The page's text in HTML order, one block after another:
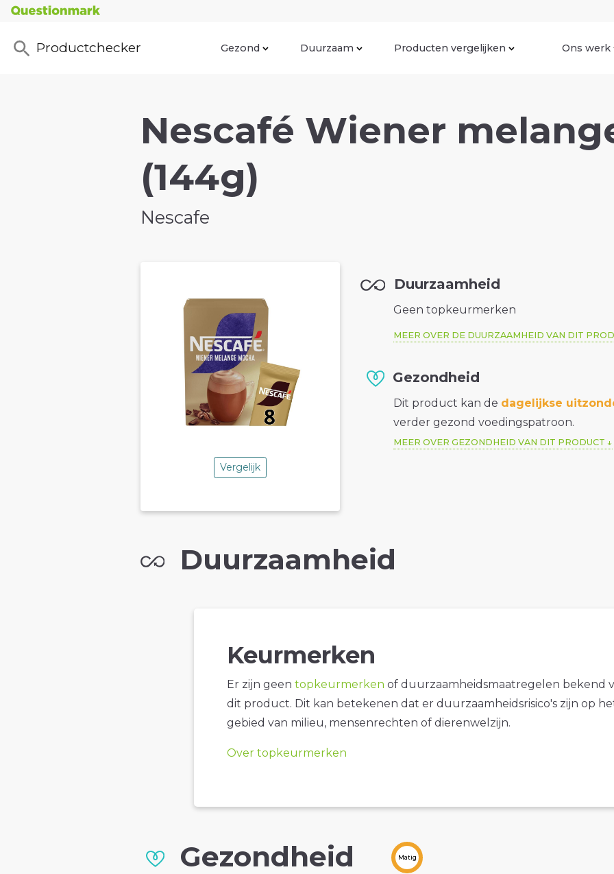
Productchecker Gezond Duurzaam Producten vergelijken Ons werk
Nescafé Wiener
(144g)
Nescafe
Vergelijk
Duurzaamheid
Geen topkeurmerken
MEER OVER DE DUURZAAMHEID VAN DIT
Gezondheid
Dit product kan de dagelijkse
verder gezond voedingspatroon.
MEER OVER GEZONDHEID VAN DIT PRODUCT
Duurzaamheid
Keurmerken
Er zijn geen topkeurmerken of duurzaamheidsmaatregelen bekend
dit product. Dit kan betekenen dat er duurzaamheidsrisico's zijn op
gebied van milieu, mensenrechten of dierenwelzijn.
Over topkeurmerken
Gezondheid Matig